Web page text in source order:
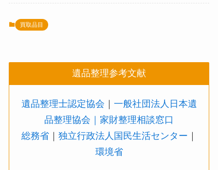
買取品目
遺品整理参考文献
遺品整理士認定協会
一般社団法人日本遺
品整理協会 ｜家財整理相談窓口
総務省｜ 独立行政法人国民生活センター
環境省